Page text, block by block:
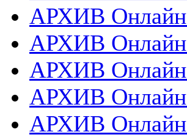
АРХИВ Онлайн
АРХИВ Онлайн
АРХИВ Онлайн
АРХИВ Онлайн
АРХИВ